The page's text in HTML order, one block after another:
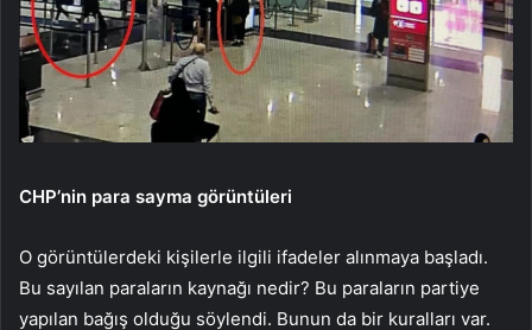
CHP’nin para sayma görüntüleri
O görüntülerdeki kişilerle ilgili ifadeler alınmaya başladı.
Bu sayılan paraların kaynağı nedir? Bu paraların partiye
yapılan bağış olduğu söylendi. Bunun da bir kuralları var.